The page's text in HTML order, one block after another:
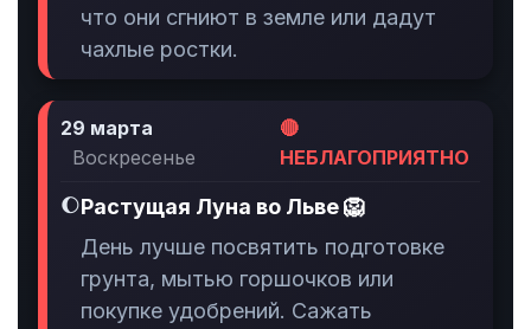
что они сгниют в земле или дадут
чахлые ростки.
29 марта
Воскресенье
🔴
НЕБЛАГОПРИЯТНО
🌔Растущая Луна во Льве 🦁
День лучше посвятить подготовке
грунта, мытью горшочков или
покупке удобрений. Сажать